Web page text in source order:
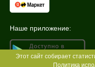
Наше приложение:
Этот сайт собирает
Политика